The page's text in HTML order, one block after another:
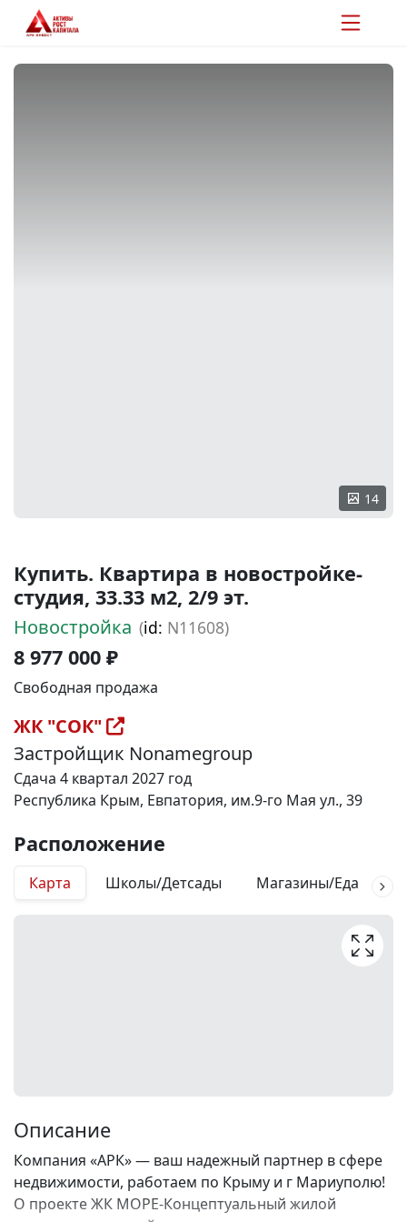
14
Купить. Квартира в новостройке-
студия, 33.33 м2, 2/9 эт.
Новостройка (id: N11608)
8 977 000 ₽
Свободная продажа
ЖК "СОК"
Застройщик Nonamegroup
Сдача 4 квартал 2027 год
Республика Крым, Евпатория, им.9-го Мая ул., 39
Расположение
Карта Школы/Детсады Магазины/Еда
Описание
Компания «АРК» — ваш надежный партнер в сфере
недвижимости, работаем по Крыму и г Мариуполю!
О проекте ЖК МОРЕ-Концептуальный жилой